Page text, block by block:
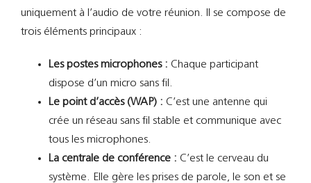
uniquement à l’audio de votre réunion. Il se compose de
trois éléments principaux :
Les postes microphones : Chaque participant
dispose d’un micro sans fil.
Le point d’accès (WAP) : C’est une antenne qui
crée un réseau sans fil stable et communique avec
tous les microphones.
La centrale de conférence : C’est le cerveau du
système. Elle gère les prises de parole, le son et se